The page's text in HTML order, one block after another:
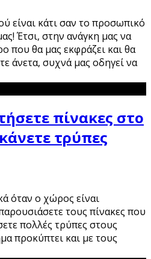
είναι κάτι σαν το προσωπικό
Έτσι, στην ανάγκη μας να
που θα μας εκφράζει και θα
άνετα, συχνά μας οδηγεί να
πίνακες στο
τρύπες
όταν ο χώρος είναι
τους πίνακες που
πολλές τρύπες στους
προκύπτει και με τους